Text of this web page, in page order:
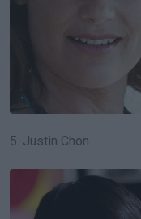
5. Justin Chon